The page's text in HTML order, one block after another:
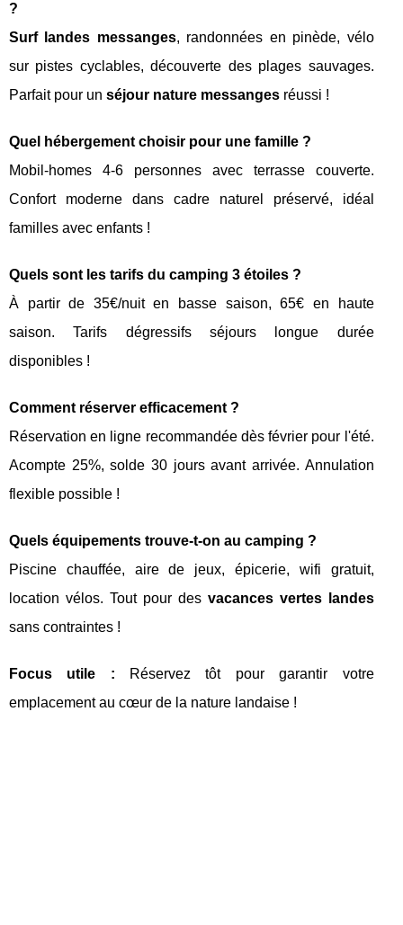
?
Surf landes messanges, randonnées en pinède, vélo
sur pistes cyclables, découverte des plages sauvages.
Parfait pour un séjour nature messanges réussi !
Quel hébergement choisir pour une famille ?
Mobil-homes 4-6 personnes avec terrasse couverte.
Confort moderne dans cadre naturel préservé, idéal
familles avec enfants !
Quels sont les tarifs du camping 3 étoiles ?
À partir de 35€/nuit en basse saison, 65€ en haute
saison. Tarifs dégressifs séjours longue durée
disponibles !
Comment réserver efficacement ?
Réservation en ligne recommandée dès février pour l'été.
Acompte 25%, solde 30 jours avant arrivée. Annulation
flexible possible !
Quels équipements trouve-t-on au camping ?
Piscine chauffée, aire de jeux, épicerie, wifi gratuit,
location vélos. Tout pour des vacances vertes landes
sans contraintes !
Focus utile : Réservez tôt pour garantir votre
emplacement au cœur de la nature landaise !